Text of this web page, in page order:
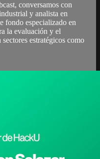
conversamos con
y analista en
fondo especializado en
la evaluación y el
estratégicos como